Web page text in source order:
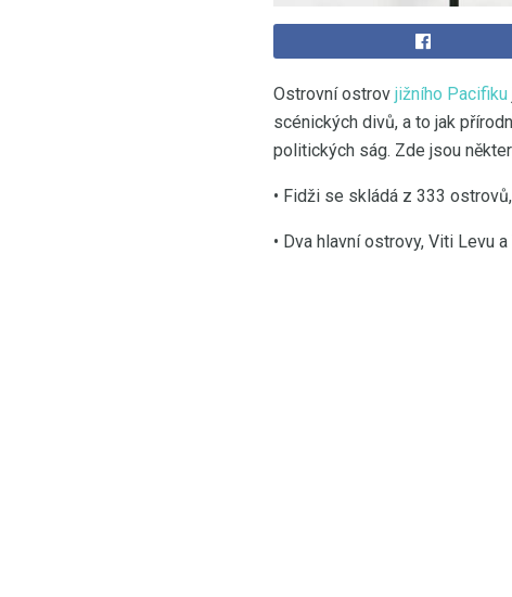
Ostrovní ostrov jižního Pacifiku
scénických divů, a to jak
politických ság. Zde jsou
• Fidži se skládá z 333
• Dva hlavní ostrovy, Viti Levu